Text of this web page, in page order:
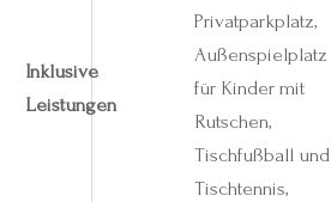
Inklusive
Leistungen
Privatparkplatz,
Außenspielplatz
für Kinder mit
Rutschen,
Tischfußball und
Tischtennis,